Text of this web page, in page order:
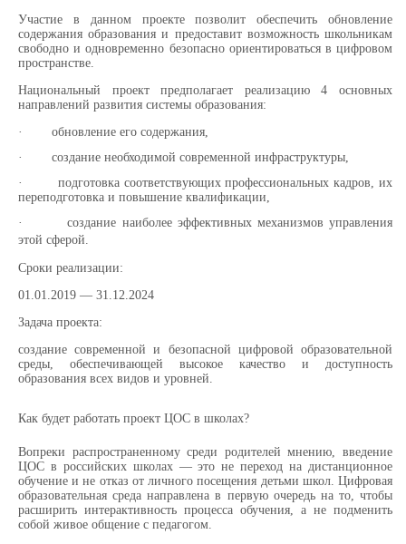
Участие в данном проекте позволит обеспечить обновление
содержания образования и предоставит возможность школьникам
свободно и одновременно безопасно ориентироваться в цифровом
пространстве.
Национальный проект предполагает реализацию 4 основных
направлений развития системы образования:
·
обновление его содержания,
·
создание необходимой современной инфраструктуры,
·
подготовка соответствующих профессиональных кадров, их
переподготовка и повышение квалификации,
·
создание наиболее эффективных механизмов управления
этой сферой.
Сроки реализации:
01.01.2019 — 31.12.2024
Задача проекта:
создание современной и безопасной цифровой образовательной
среды, обеспечивающей высокое качество и доступность
образования всех видов и уровней.
Как будет работать проект ЦОС в школах?
Вопреки распространенному среди родителей мнению, введение
ЦОС в российских школах — это не переход на дистанционное
обучение и не отказ от личного посещения детьми школ. Цифровая
образовательная среда направлена в первую очередь на то, чтобы
расширить интерактивность процесса обучения, а не подменить
собой живое общение с педагогом.